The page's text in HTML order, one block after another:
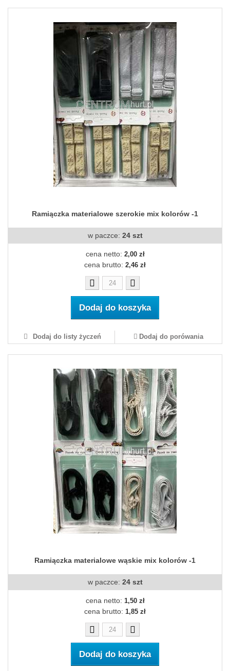
Ramiączka materialowe szerokie mix kolorów -1
w paczce: 24 szt
cena netto: 2,00 zł
cena brutto: 2,46 zł
Dodaj do koszyka
Dodaj do listy życzeń Dodaj do porówania
Ramiączka materialowe wąskie mix kolorów -1
w paczce: 24 szt
cena netto: 1,50 zł
cena brutto: 1,85 zł
Dodaj do koszyka